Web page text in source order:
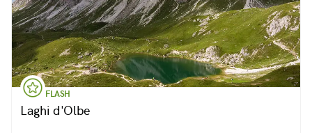
FLASH
Laghi d'Olbe